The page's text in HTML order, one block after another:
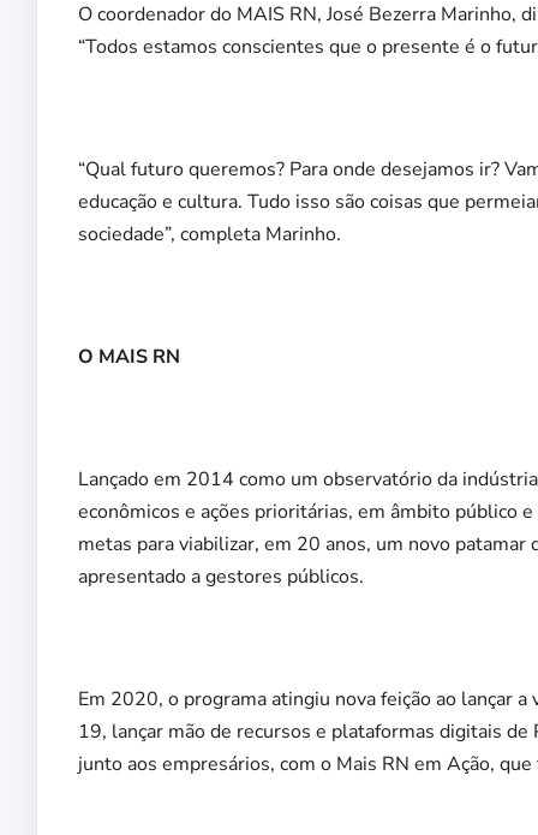
O coordenador do MAIS RN, José Bezerra Marinho,
“Todos estamos conscientes que o presente é o
“Qual futuro queremos? Para onde desejamos ir?
educação e cultura. Tudo isso são coisas que
sociedade”, completa Marinho.
O MAIS RN
Lançado em 2014 como um observatório da
econômicos e ações prioritárias, em âmbito público
metas para viabilizar, em 20 anos, um novo
apresentado a gestores públicos.
Em 2020, o programa atingiu nova feição ao lançar
19, lançar mão de recursos e plataformas digitais
junto aos empresários, com o Mais RN em Ação,